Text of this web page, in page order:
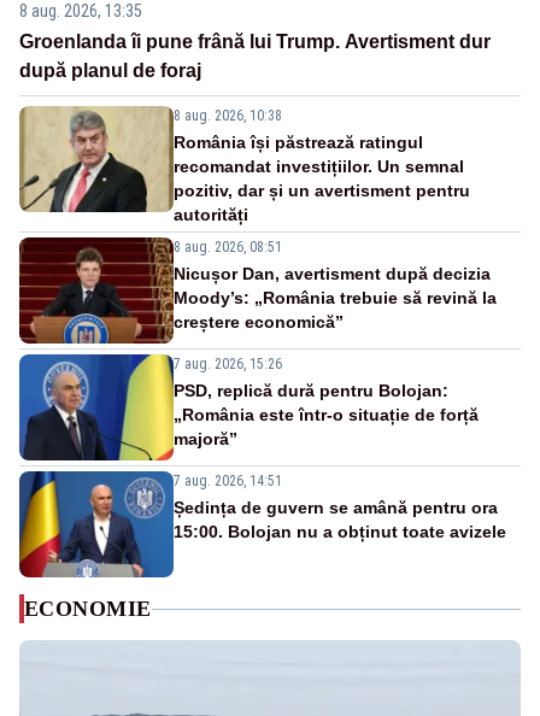
8 aug. 2026, 13:35
Groenlanda îi pune frână lui Trump. Avertisment dur
după planul de foraj
8 aug. 2026, 10:38
România își păstrează ratingul
recomandat investițiilor. Un semnal
pozitiv, dar și un avertisment pentru
autorități
8 aug. 2026, 08:51
Nicușor Dan, avertisment după decizia
Moody’s: „România trebuie să revină la
creștere economică”
7 aug. 2026, 15:26
PSD, replică dură pentru Bolojan:
„România este într-o situație de forță
majoră”
7 aug. 2026, 14:51
Ședința de guvern se amână pentru ora
15:00. Bolojan nu a obținut toate avizele
ECONOMIE